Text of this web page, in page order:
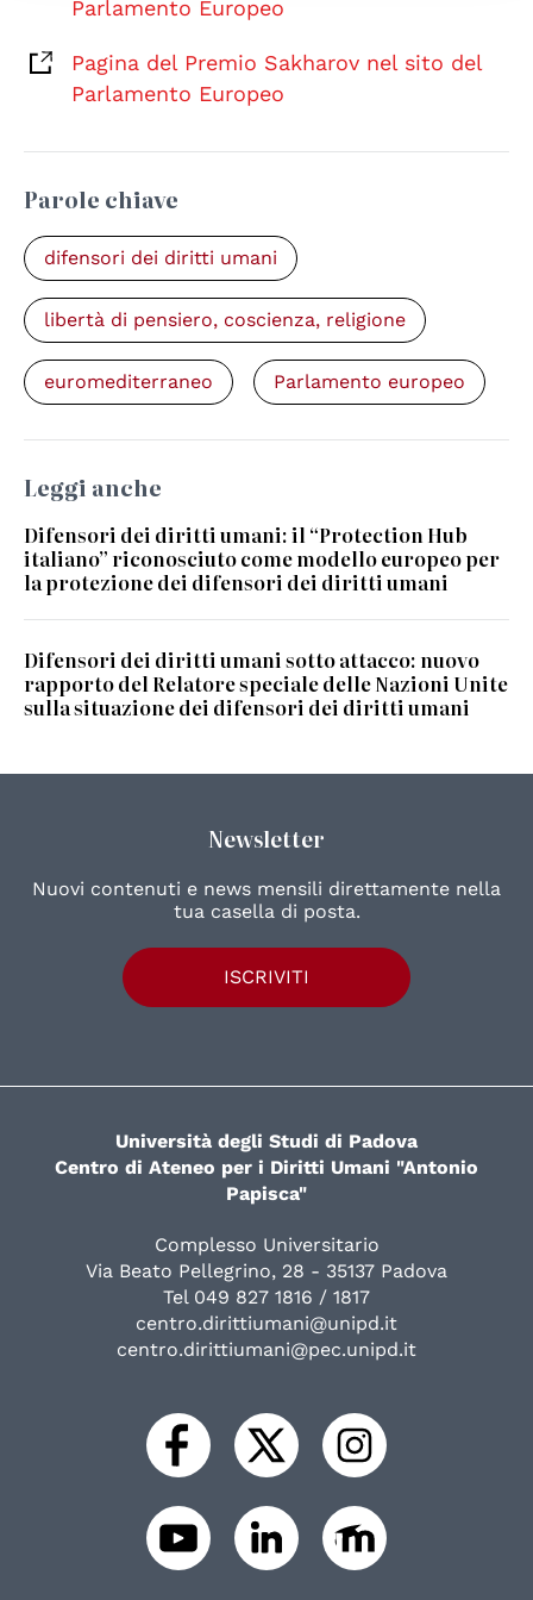
Parlamento Europeo
Pagina del Premio Sakharov nel sito del
Parlamento Europeo
Parole chiave
difensori dei diritti umani
libertà di pensiero, coscienza, religione
euromediterraneo Parlamento europeo
Leggi anche
Difensori dei diritti umani: il “Protection Hub
italiano” riconosciuto come modello europeo per
la protezione dei difensori dei diritti umani
Difensori dei diritti umani sotto attacco: nuovo
rapporto del Relatore speciale delle Nazioni Unite
sulla situazione dei difensori dei diritti umani
Newsletter
Nuovi contenuti e news mensili direttamente nella
tua casella di posta.
ISCRIVITI
Università degli Studi di Padova
Centro di Ateneo per i Diritti Umani "Antonio
Papisca"
Complesso Universitario
Via Beato Pellegrino, 28 - 35137 Padova
Tel 049 827 1816 / 1817
centro.dirittiumani@unipd.it
centro.dirittiumani@pec.unipd.it